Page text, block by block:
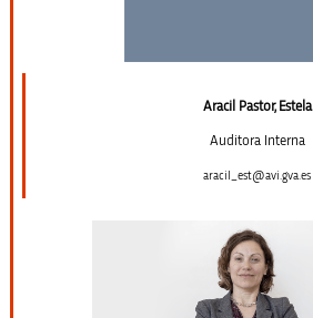
Aracil Pastor, Estela
Auditora Interna
aracil_est@avi.gva.es